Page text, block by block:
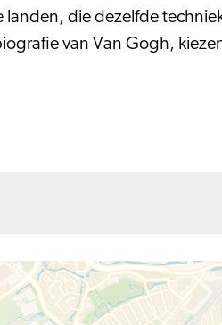
landen, die dezelfde
van Van Gogh,